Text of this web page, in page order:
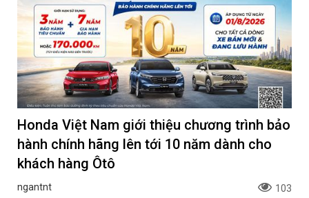
Honda Việt Nam giới thiệu chương trình bảo
hành chính hãng lên tới 10 năm dành cho
khách hàng Ôtô
ngantnt 103